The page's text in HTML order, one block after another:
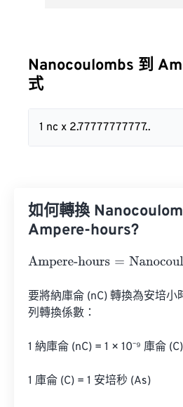
Nanocoulombs 到
式
1 nc x 2.77777777777..
如何轉換
Ampere-hours?
Ampere-hours=Nanocoulombs
要將納庫侖 (nC) 轉換為安培小
列轉換係數：
1 納庫侖 (nC) = 1 × 10⁻⁹ 庫侖 (C)
1 庫侖 (C) = 1 安培秒 (A·s)